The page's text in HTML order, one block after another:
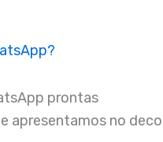
prontas
apresentamos no